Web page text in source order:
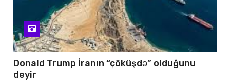
Donald Trump İranın “çöküşdə” olduğunu
deyir